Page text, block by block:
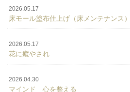
2026.05.17
床モール塗布仕上げ（床メンテナンス）
2026.05.17
花に癒やされ
2026.04.30
マインド 心を整える